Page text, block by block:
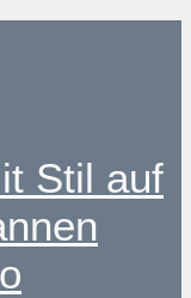
Stil auf